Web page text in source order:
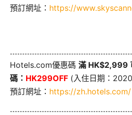
預訂網址： https://
Hotels.com優惠碼 滿 HK$2,999
碼： HK299OFF (入住日期：
預訂網址： https://zh.hotels.com/